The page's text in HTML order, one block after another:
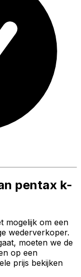
pentax k-
mogelijk om een
wederverkoper.
moeten we de
op een
prijs bekijken